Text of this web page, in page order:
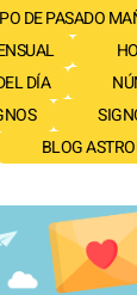
DE PASADO
DÍA
BLOG